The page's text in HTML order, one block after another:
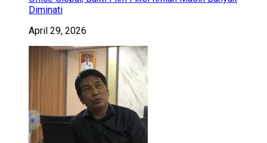
Diminati
April 29, 2026